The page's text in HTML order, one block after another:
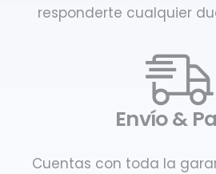
responderte cualquier
Envío &
Cuentas con toda la